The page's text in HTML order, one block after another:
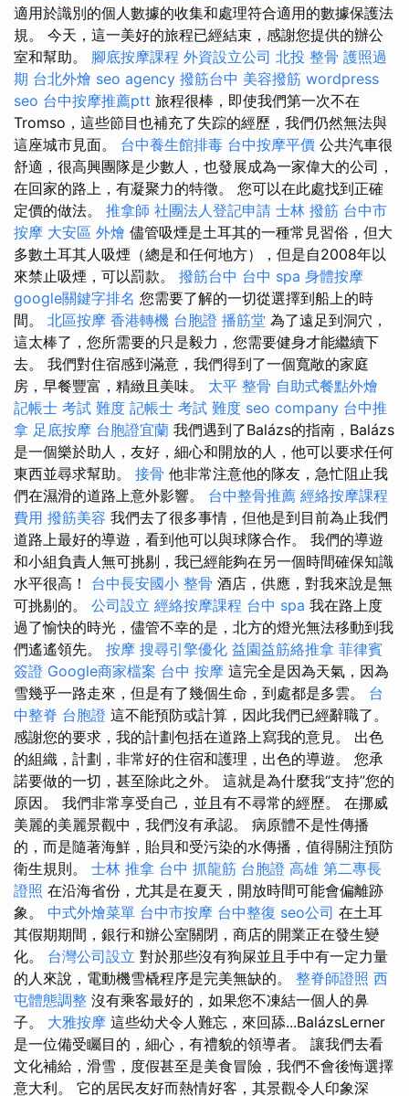
適用於識別的個人數據的收集和處理符合適用的數據保護法
規。 今天，這一美好的旅程已經結束，感謝您提供的辦公
室和幫助。 腳底按摩課程 外資設立公司 北投 整骨 護照過
期 台北外燴 seo agency 撥筋台中 美容撥筋 wordpress
seo 台中按摩推薦ptt 旅程很棒，即使我們第一次不在
Tromso，這些節目也補充了失踪的經歷，我們仍然無法與
這座城市見面。 台中養生館排毒 台中按摩平價 公共汽車很
舒適，很高興團隊是少數人，也發展成為一家偉大的公司，
在回家的路上，有凝聚力的特徵。 您可以在此處找到正確
定價的做法。 推拿師 社團法人登記申請 士林 撥筋 台中市
按摩 大安區 外燴 儘管吸煙是土耳其的一種常見習俗，但大
多數土耳其人吸煙（總是和任何地方），但是自2008年以
來禁止吸煙，可以罰款。 撥筋台中 台中 spa 身體按摩
google關鍵字排名 您需要了解的一切從選擇到船上的時
間。 北區按摩 香港轉機 台胞證 播筋堂 為了遠足到洞穴，
這太棒了，您所需要的只是毅力，您需要健身才能繼續下
去。 我們對住宿感到滿意，我們得到了一個寬敞的家庭
房，早餐豐富，精緻且美味。 太平 整骨 自助式餐點外燴
記帳士 考試 難度 記帳士 考試 難度 seo company 台中推
拿 足底按摩 台胞證宜蘭 我們遇到了Balázs的指南，Balázs
是一個樂於助人，友好，細心和開放的人，他可以要求任何
東西並尋求幫助。 接骨 他非常注意他的隊友，急忙阻止我
們在濕滑的道路上意外影響。 台中整骨推薦 經絡按摩課程
費用 撥筋美容 我們去了很多事情，但他是到目前為止我們
道路上最好的導遊，看到他可以與球隊合作。 我們的導遊
和小組負責人無可挑剔，我已經能夠在另一個時間確保知識
水平很高！ 台中長安國小 整骨 酒店，供應，對我來說是無
可挑剔的。 公司設立 經絡按摩課程 台中 spa 我在路上度
過了愉快的時光，儘管不幸的是，北方的燈光無法移動到我
們遙遙領先。 按摩 搜尋引擎優化 益園益筋絡推拿 菲律賓
簽證 Google商家檔案 台中 按摩 這完全是因為天氣，因為
雪幾乎一路走來，但是有了幾個生命，到處都是多雲。 台
中整脊 台胞證 這不能預防或計算，因此我們已經辭職了。
感謝您的要求，我的計劃包括在道路上寫我的意見。 出色
的組織，計劃，非常好的住宿和護理，出色的導遊。 您承
諾要做的一切，甚至除此之外。 這就是為什麼我“支持”您的
原因。 我們非常享受自己，並且有不尋常的經歷。 在挪威
美麗的美麗景觀中，我們沒有承認。 病原體不是性傳播
的，而是隨著海鮮，貽貝和受污染的水傳播，值得關注預防
衛生規則。 士林 推拿 台中 抓龍筋 台胞證 高雄 第二專長
證照 在沿海省份，尤其是在夏天，開放時間可能會偏離跡
象。 中式外燴菜單 台中市按摩 台中整復 seo公司 在土耳
其假期期間，銀行和辦公室關閉，商店的開業正在發生變
化。 台灣公司設立 對於那些沒有狗屎並且手中有一定力量
的人來說，電動機雪橇程序是完美無缺的。 整脊師證照 西
屯體態調整 沒有乘客最好的，如果您不凍結一個人的鼻
子。 大雅按摩 這些幼犬令人難忘，來回舔...BalázsLerner
是一位備受矚目的，細心，有禮貌的領導者。 讓我們去看
文化補給，滑雪，度假甚至是美食冒險，我們不會後悔選擇
意大利。 它的居民友好而熱情好客，其景觀令人印象深